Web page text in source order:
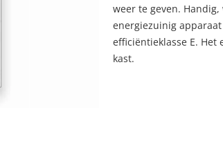
weer te geven.
energiezuinig
efficiëntieklasse E.
kast.